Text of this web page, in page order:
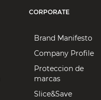
CORPORATE
Brand Manifesto
Company Profile
Proteccion de
marcas
Slice&Save